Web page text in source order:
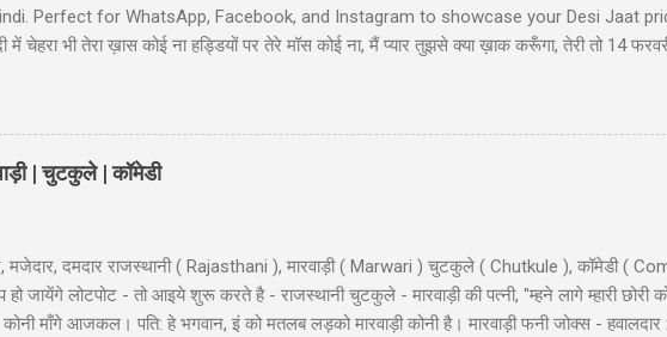
Perfect for WhatsApp, Facebook, and Instagram to showcase your Desi Jaat
चेहरा भी तेरा ख़ास कोई ना हड्डियों पर तेरे मॉस कोई ना, मैं प्यार तुझसे क्या ख़ाक करूँगा, तेरी तो 14
39-Jaat-Jat-Jatt !! Jaat Fan Status जिन कामा पै सरकारी बैन है, जाट उन कामा का फैन है..!!
कुछ अलग सै हम जाटो...
| चुटकुले | कॉमेडी
दमदार राजस्थानी ( Rajasthani ), मारवाड़ी ( Marwari ) चुटकुले ( Chutkule ), कॉमेडी (
जायेंगे लोटपोट - तो आइये शुरू करते है - राजस्थानी चुटकुले - मारवाड़ी की पत्नी, "म्हने लागे म्हारी छोरी
कोनी माँगे आजकल। पति: हे भगवान, इं को मतलब लड़को मारवाड़ी कोनी है। मारवाड़ी फनी जोक्स -